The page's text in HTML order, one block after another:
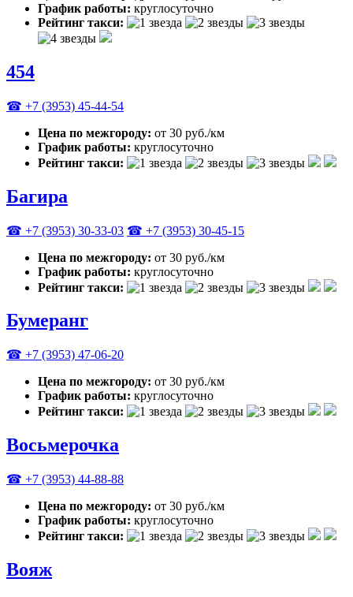
График работы: круглосуточно
Рейтинг такси:
454
☎ +7 (3953) 45-44-54
Цена по межгороду: от 30 руб./км
График работы: круглосуточно
Рейтинг такси:
Багира
☎ +7 (3953) 30-33-03 ☎ +7 (3953) 30-45-15
Цена по межгороду: от 30 руб./км
График работы: круглосуточно
Рейтинг такси:
Бумеранг
☎ +7 (3953) 47-06-20
Цена по межгороду: от 30 руб./км
График работы: круглосуточно
Рейтинг такси:
Восьмерочка
☎ +7 (3953) 44-88-88
Цена по межгороду: от 30 руб./км
График работы: круглосуточно
Рейтинг такси:
Вояж